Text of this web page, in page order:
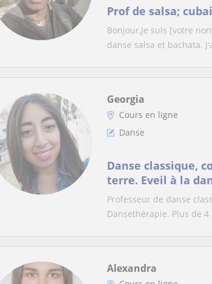
Prof de salsa;
Bonjour,Je suis [votre
danse salsa et bachata.
Georgia
Cours en ligne
Danse
Danse classique,
terre. Eveil à la
Professeur de danse
Dansethérapie. Plus de
Alexandra